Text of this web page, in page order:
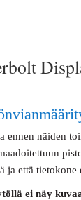
ennen näiden
ja että tietokone
ei näy